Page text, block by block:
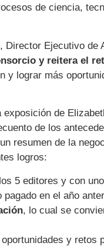
de ciencia,
Ejecutivo de
y reitera el
y lograr más
de
de los
resumen de la
logros:
5 editores y con
en el año
, lo cual se
y retos